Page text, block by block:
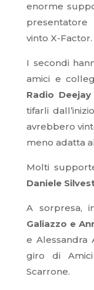
enorme
vinto X-Factor.
I secondi
amici e
Radio Deejay
tifarli
avrebbero
meno adatta
Molti
Daniele
A sorpresa,
Galiazzo e
e Alessandra
giro di
Scarrone.